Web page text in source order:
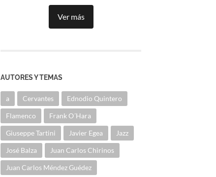
Ver más
AUTORES Y TEMAS
a Cervantes Ednodio Quintero
Flamenco Frank O´Hara
Giuseppe Tartini Javier Egea Jazz
José Balza Juan Carlos Chirinos
Juan Carlos Méndez Guédez